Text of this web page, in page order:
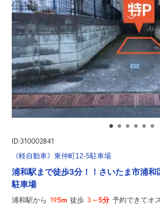
ID:310002841
《軽自動車》東仲町12-5駐車場
浦和駅まで徒歩3分！！さいたま市浦和
駐車場
浦和駅から 195m 徒歩 3～5分 予約できてオ